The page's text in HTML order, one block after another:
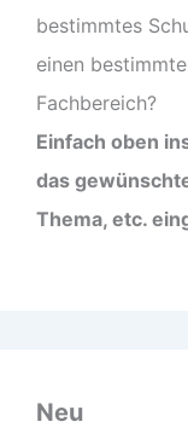
bestimmtes
einen
Fachbereich?
Einfach oben
das
Thema, etc.
Neu